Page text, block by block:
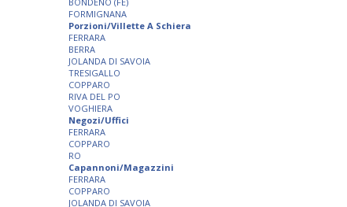
FORMIGNANA
Porzioni/Villette A Schiera
FERRARA
BERRA
JOLANDA DI SAVOIA
TRESIGALLO
COPPARO
RIVA DEL PO
VOGHIERA
Negozi/Uffici
FERRARA
COPPARO
RO
Capannoni/Magazzini
FERRARA
COPPARO
JOLANDA DI SAVOIA